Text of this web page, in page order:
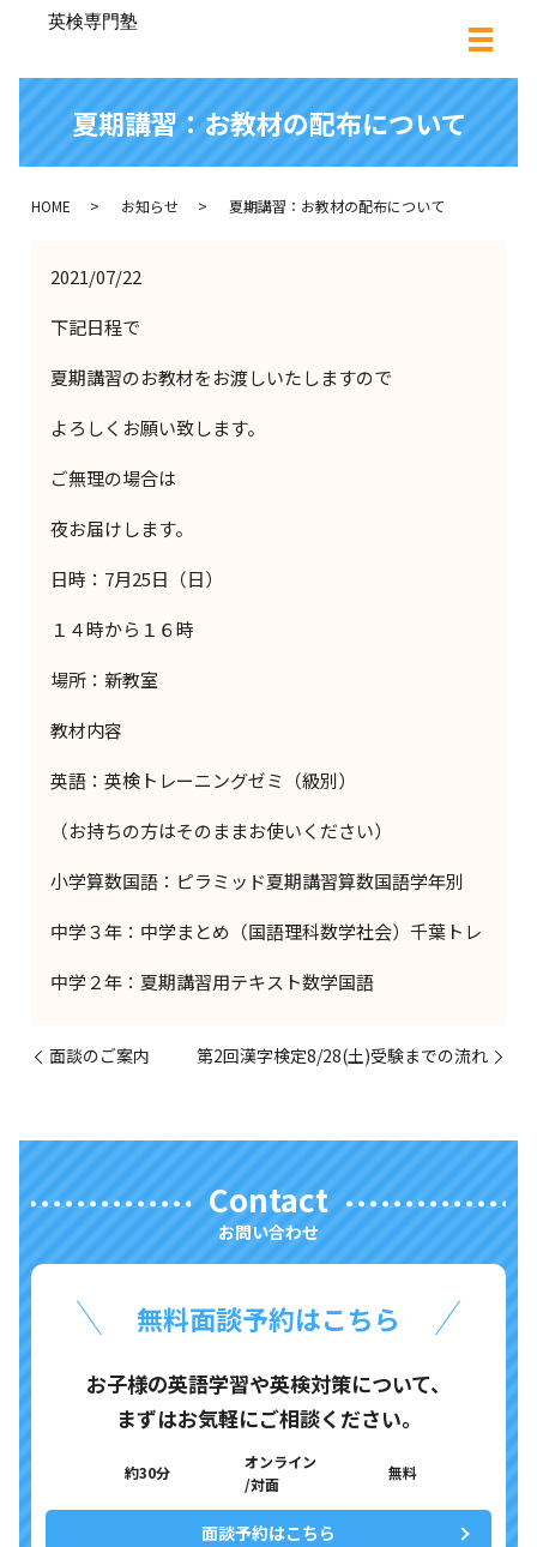
夏期講習：お教材の配布について
HOME お知らせ 夏期講習：お教材の配布について
2021/07/22
下記日程で
夏期講習のお教材をお渡しいたしますので
よろしくお願い致します。
ご無理の場合は
夜お届けします。
日時：7月25日（日）
１４時から１６時
場所：新教室
教材内容
英語：英検トレーニングゼミ（級別）
（お持ちの方はそのままお使いください）
小学算数国語：ピラミッド夏期講習算数国語学年別
中学３年：中学まとめ（国語理科数学社会）千葉トレ
中学２年：夏期講習用テキスト数学国語
面談のご案内 第2回漢字検定8/28(土)受験までの流れ
Contact
お問い合わせ
無料面談予約はこちら
お子様の英語学習や英検対策について、
まずはお気軽にご相談ください。
約30分
オンライン
/対面
無料
面談予約はこちら